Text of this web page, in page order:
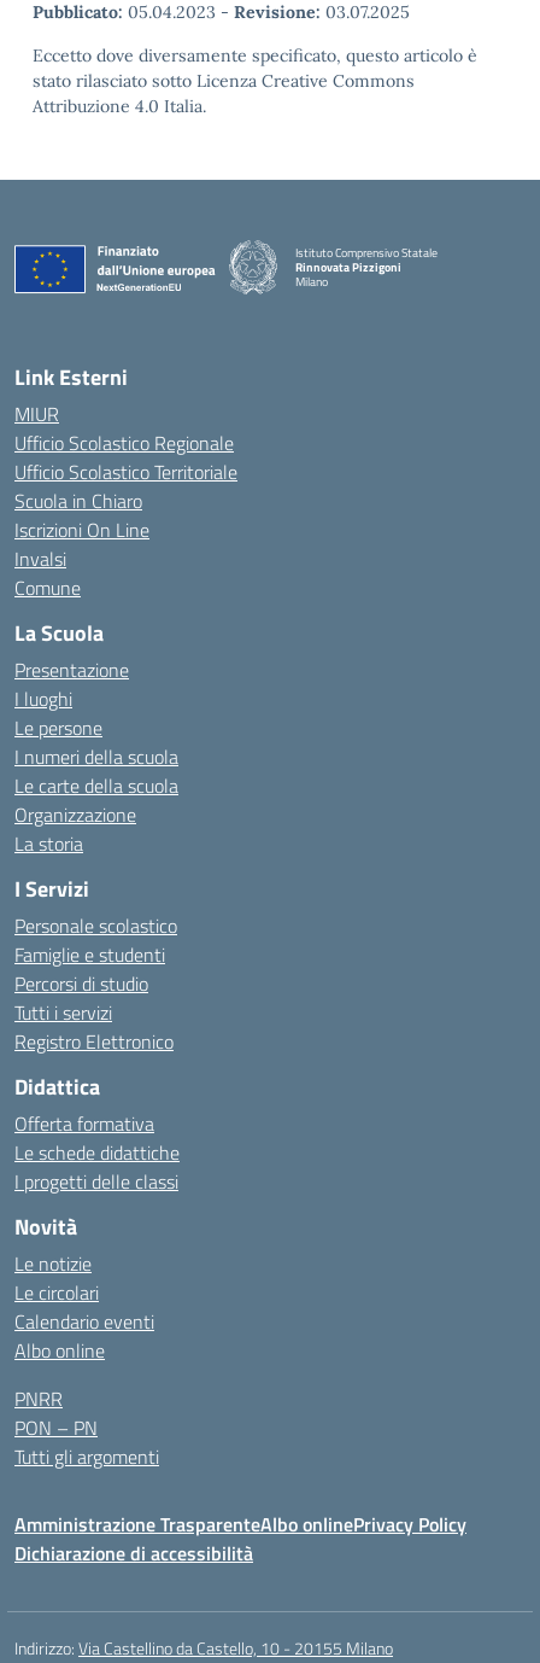
Pubblicato: 05.04.2023 - Revisione: 03.07.2025
Eccetto dove diversamente specificato, questo articolo è
stato rilasciato sotto Licenza Creative Commons
Attribuzione 4.0 Italia.
Istituto Comprensivo Statale
Rinnovata Pizzigoni
Milano
Link Esterni
MIUR
Ufficio Scolastico Regionale
Ufficio Scolastico Territoriale
Scuola in Chiaro
Iscrizioni On Line
Invalsi
Comune
La Scuola
Presentazione
I luoghi
Le persone
I numeri della scuola
Le carte della scuola
Organizzazione
La storia
I Servizi
Personale scolastico
Famiglie e studenti
Percorsi di studio
Tutti i servizi
Registro Elettronico
Didattica
Offerta formativa
Le schede didattiche
I progetti delle classi
Novità
Le notizie
Le circolari
Calendario eventi
Albo online
PNRR
PON – PN
Tutti gli argomenti
Amministrazione TrasparenteAlbo onlinePrivacy Policy
Dichiarazione di accessibilità
Indirizzo:Via Castellino da Castello, 10 - 20155 Milano